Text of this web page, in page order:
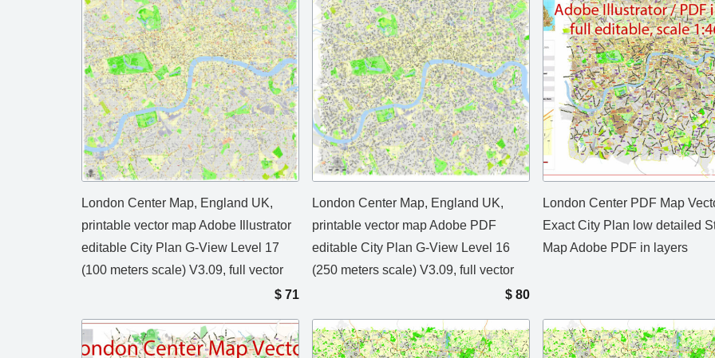
London Center Map, England UK,
printable vector map Adobe Illustrator
editable City Plan G-View Level 17
(100 meters scale) V3.09, full vector
$ 71
London Center Map, England UK,
printable vector map Adobe PDF
editable City Plan G-View Level 16
(250 meters scale) V3.09, full vector
$ 80
London Center PDF Map
Exact City Plan low detailed
Map Adobe PDF in layers